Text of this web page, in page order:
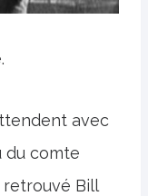
avec
du comte
retrouvé Bill